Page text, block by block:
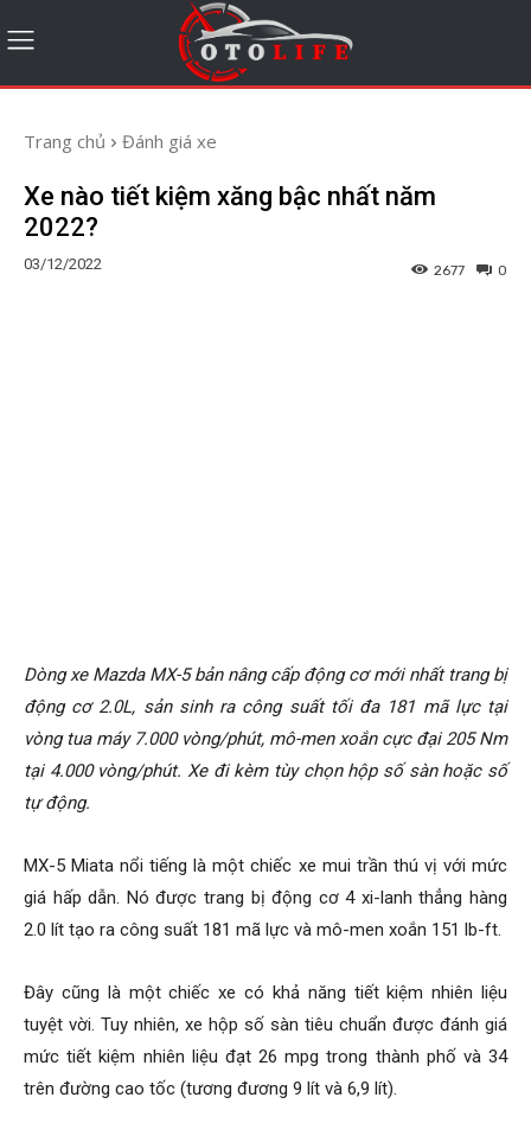
Trang chủ Đánh giá xe
Xe nào tiết kiệm xăng bậc nhất năm
2022?
03/12/2022 0
2677
Dòng xe Mazda MX-5 bản nâng cấp động cơ mới nhất trang bị
động cơ 2.0L, sản sinh ra công suất tối đa 181 mã lực tại
vòng tua máy 7.000 vòng/phút, mô-men xoắn cực đại 205 Nm
tại 4.000 vòng/phút. Xe đi kèm tùy chọn hộp số sàn hoặc số
tự động.
MX-5 Miata nổi tiếng là một chiếc xe mui trần thú vị với mức
giá hấp dẫn. Nó được trang bị động cơ 4 xi-lanh thẳng hàng
2.0 lít tạo ra công suất 181 mã lực và mô-men xoắn 151 lb-ft.
Đây cũng là một chiếc xe có khả năng tiết kiệm nhiên liệu
tuyệt vời. Tuy nhiên, xe hộp số sàn tiêu chuẩn được đánh giá
mức tiết kiệm nhiên liệu đạt 26 mpg trong thành phố và 34
trên đường cao tốc (tương đương 9 lít và 6,9 lít).